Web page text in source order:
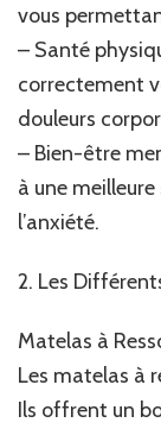
vous
– Santé
correctement
douleurs
– Bien-être
à une
l’anxiété.
2. Les
Matelas à
Les matelas à
Ils offrent un